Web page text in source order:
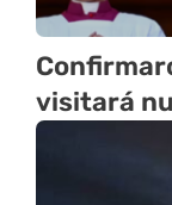
visitará